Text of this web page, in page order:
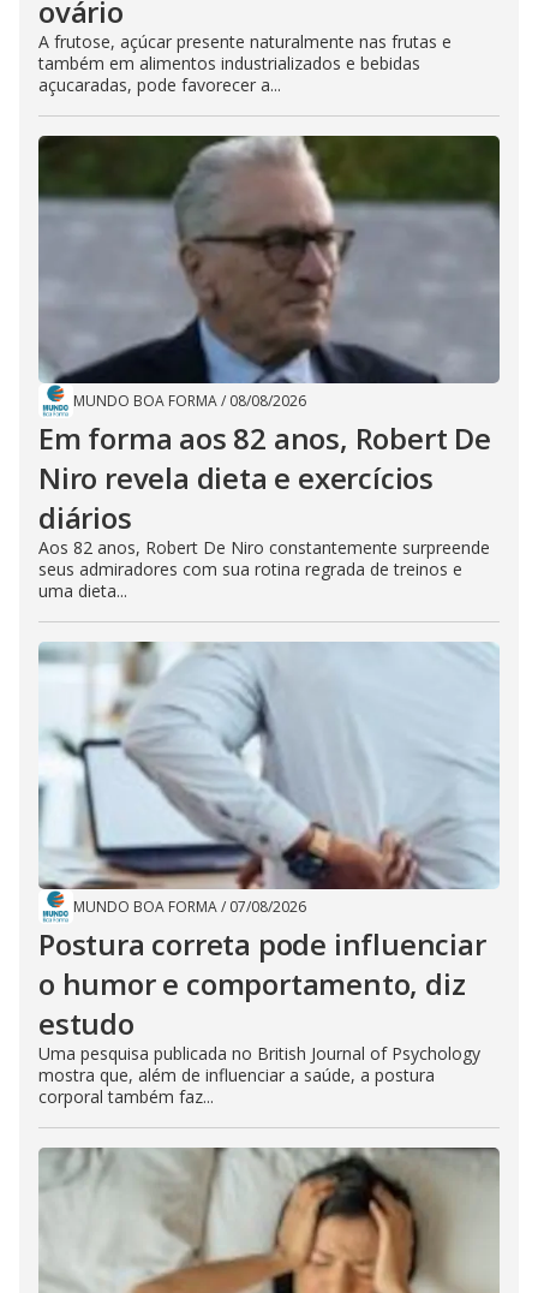
ovário
A frutose, açúcar presente naturalmente nas frutas e
também em alimentos industrializados e bebidas
açucaradas, pode favorecer a...
MUNDO BOA FORMA/ 08/08/2026
Em forma aos 82 anos, Robert De
Niro revela dieta e exercícios
diários
Aos 82 anos, Robert De Niro constantemente surpreende
seus admiradores com sua rotina regrada de treinos e
uma dieta...
MUNDO BOA FORMA/ 07/08/2026
Postura correta pode influenciar
o humor e comportamento, diz
estudo
Uma pesquisa publicada no British Journal of Psychology
mostra que, além de influenciar a saúde, a postura
corporal também faz...